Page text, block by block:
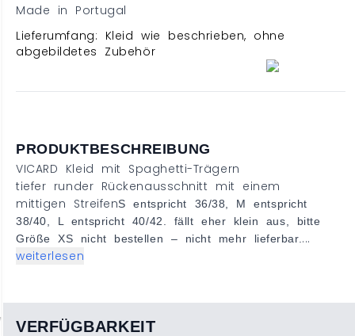
Made in Portugal
Lieferumfang: Kleid wie beschrieben, ohne
abgebildetes Zubehör
PRODUKTBESCHREIBUNG
VICARD Kleid mit Spaghetti-Trägern
tiefer runder Rückenausschnitt mit einem
mittigen StreifenS entspricht 36/38, M entspricht
38/40, L entspricht 40/42. fällt eher klein aus, bitte
Größe XS nicht bestellen – nicht mehr lieferbar. ...
weiterlesen
VERFÜGBARKEIT